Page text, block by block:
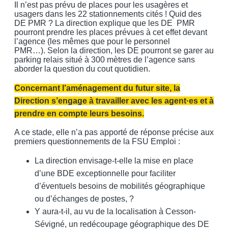
Il n’est pas prévu de places pour les usagères et
usagers dans les 22 stationnements cités ! Quid des
DE PMR ? La direction explique que les DE PMR
pourront prendre les places prévues à cet effet devant
l’agence (les mêmes que pour le personnel
PMR…). Selon la direction, les DE pourront se garer au
parking relais situé à 300 mètres de l’agence sans
aborder la question du cout quotidien.
Concernant l’aménagement du futur site, la
Direction s’engage à travailler avec les agent·es et à
prendre en compte leurs besoins.
A ce stade, elle n’a pas apporté de réponse précise aux
premiers questionnements de la FSU Emploi :
La direction envisage-t-elle la mise en place
d’une BDE exceptionnelle pour faciliter
d’éventuels besoins de mobilités géographique
ou d’échanges de postes, ?
Y aura-t-il, au vu de la localisation à Cesson-
Sévigné, un redécoupage géographique des DE